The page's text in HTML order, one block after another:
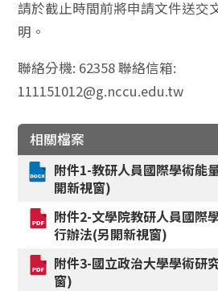
請於截止時間前將申請文件送交
明。
聯絡分機: 62358 聯絡信箱:
111151012@g.nccu.edu.tw
相關檔案
附件1-教研人員國際學術能
開新視窗)
附件2-文學院教研人員國際
行辦法(另開新視窗)
附件3-國立政治大學學術研
窗)